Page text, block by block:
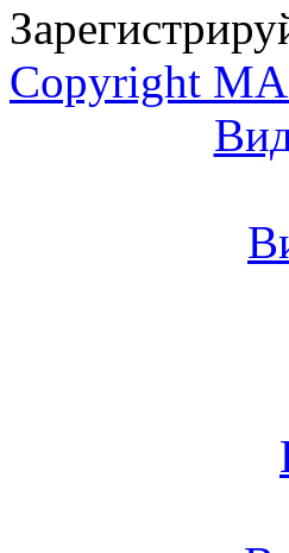
Copyright